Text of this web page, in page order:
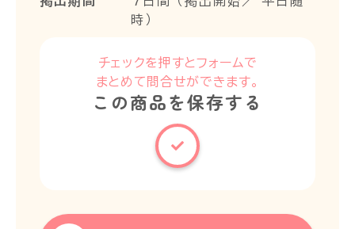
時）
チェックを押すとフォームで
まとめて問合せができます。
この商品を保存する